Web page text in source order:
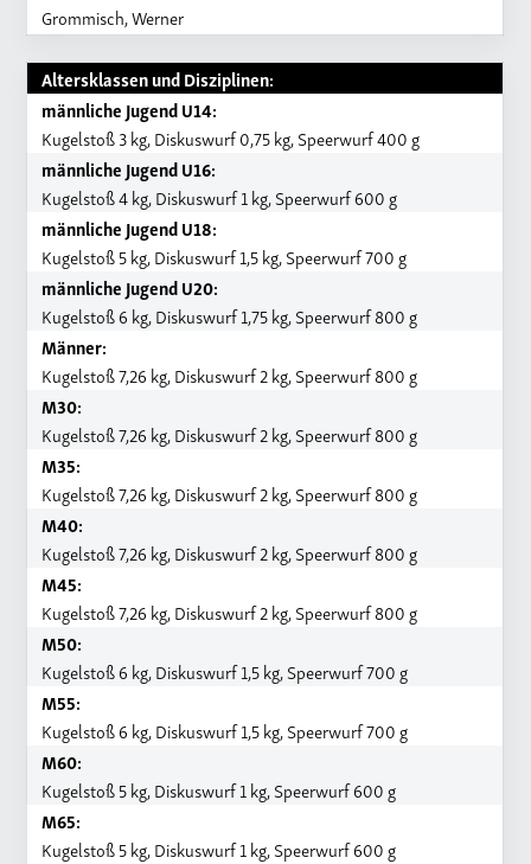
Grommisch, Werner
Altersklassen und Disziplinen:
männliche Jugend U14:
Kugelstoß 3 kg, Diskuswurf 0,75 kg, Speerwurf 400 g
männliche Jugend U16:
Kugelstoß 4 kg, Diskuswurf 1 kg, Speerwurf 600 g
männliche Jugend U18:
Kugelstoß 5 kg, Diskuswurf 1,5 kg, Speerwurf 700 g
männliche Jugend U20:
Kugelstoß 6 kg, Diskuswurf 1,75 kg, Speerwurf 800 g
Männer:
Kugelstoß 7,26 kg, Diskuswurf 2 kg, Speerwurf 800 g
M30:
Kugelstoß 7,26 kg, Diskuswurf 2 kg, Speerwurf 800 g
M35:
Kugelstoß 7,26 kg, Diskuswurf 2 kg, Speerwurf 800 g
M40:
Kugelstoß 7,26 kg, Diskuswurf 2 kg, Speerwurf 800 g
M45:
Kugelstoß 7,26 kg, Diskuswurf 2 kg, Speerwurf 800 g
M50:
Kugelstoß 6 kg, Diskuswurf 1,5 kg, Speerwurf 700 g
M55:
Kugelstoß 6 kg, Diskuswurf 1,5 kg, Speerwurf 700 g
M60:
Kugelstoß 5 kg, Diskuswurf 1 kg, Speerwurf 600 g
M65:
Kugelstoß 5 kg, Diskuswurf 1 kg, Speerwurf 600 g